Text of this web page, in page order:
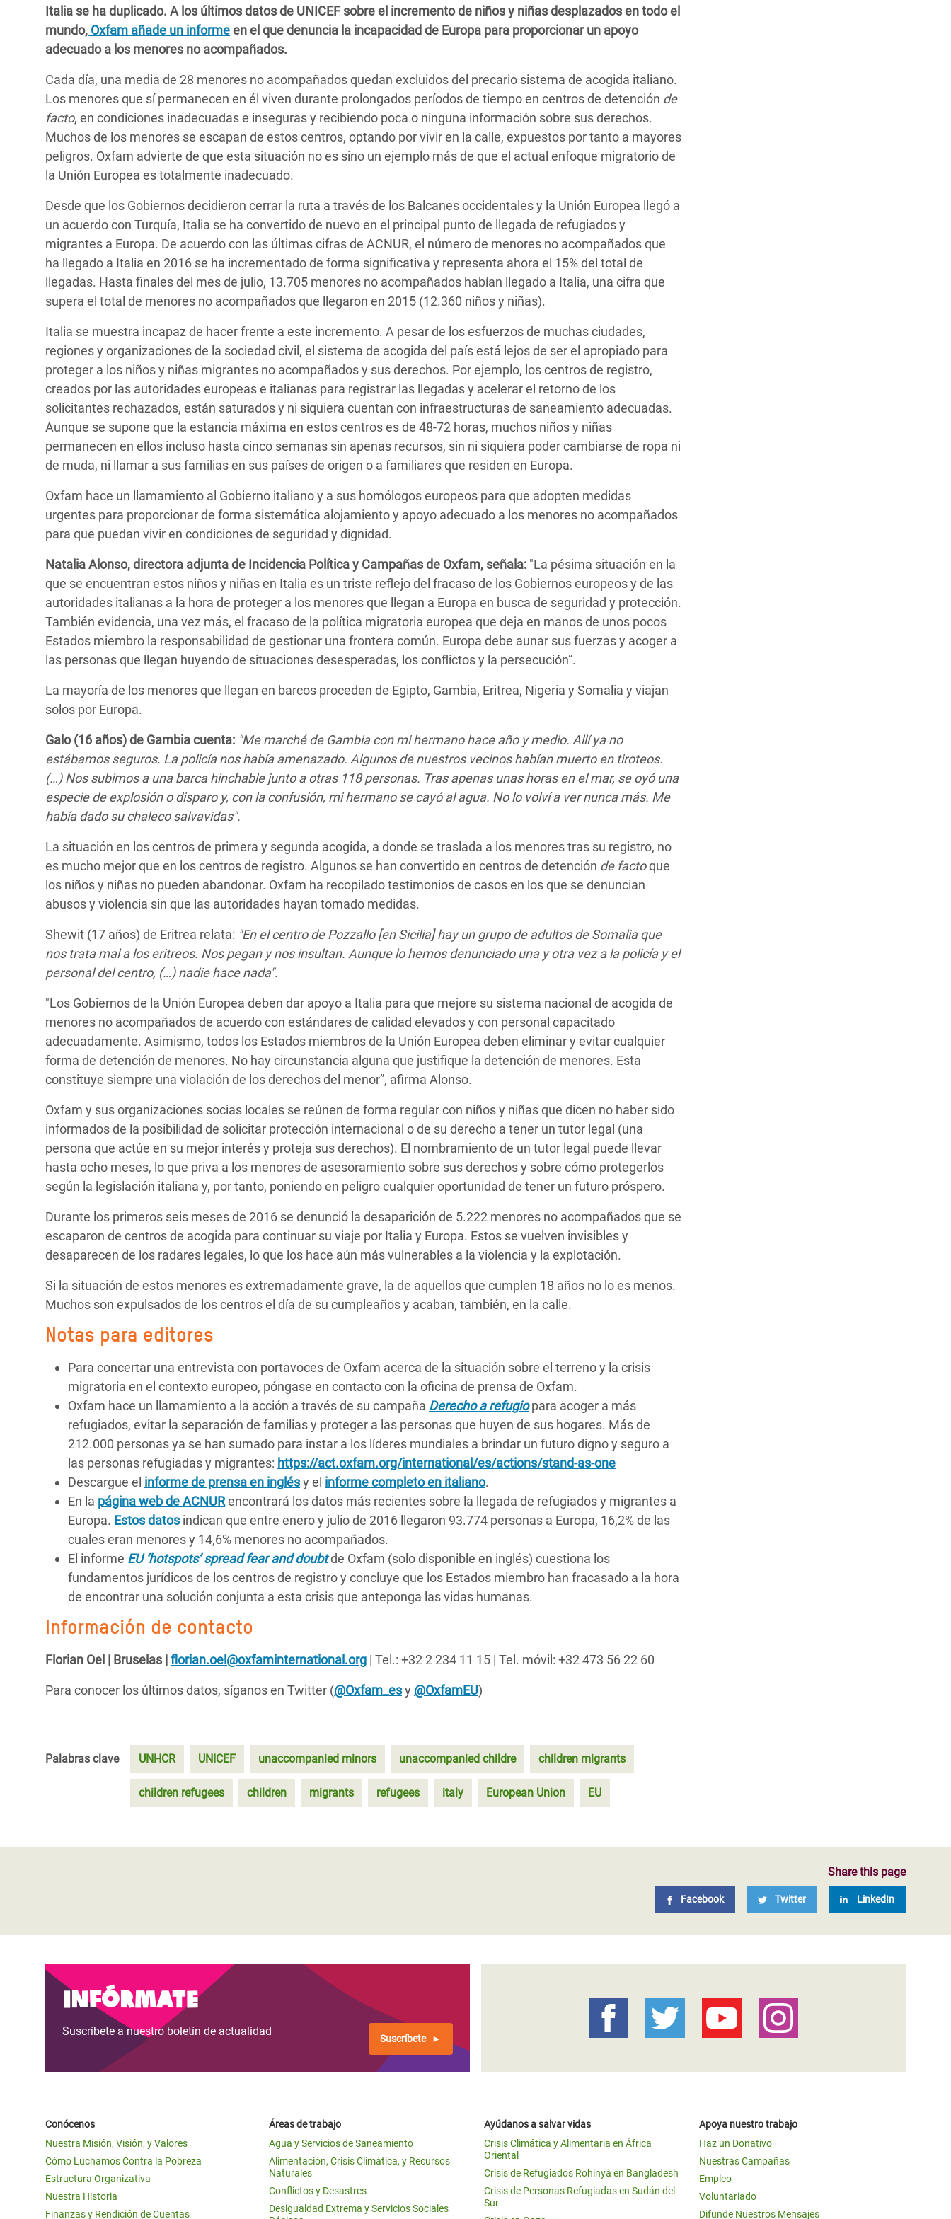
Conflictos y Desastres
Servicios Sociales Básicos
Inequality and Rights in a
Digital Age
Gender, Rights, and Justice
Crisis Climática y Alimentaria
en África Oriental
en Sudán del Sur
Crisis de Refugiados Rohinyá
en Bangladesh
Crisis en Siria
#ActuaPorElClima
Erradiquemos el Sufrimiento Humano que
¡Basta! Acabemos con las violencias contra
mujeres y niñas
ayuda
a
navegación
Italia se ha duplicado. A los últimos datos de UNICEF sobre el incremento de niños y niñas desplazados en todo el
mundo, Oxfam añade un informeen el que denuncia la incapacidad de Europa para proporcionar un apoyo
adecuado a los menores no acompañados.
Cada día, una media de 28 menores no acompañados quedan excluidos del precario sistema de acogida italiano.
Los menores que sí permanecen en él viven durante prolongados períodos de tiempo en centros de detención de
facto, en condiciones inadecuadas e inseguras y recibiendo poca o ninguna información sobre sus derechos.
Muchos de los menores se escapan de estos centros, optando por vivir en la calle, expuestos por tanto a mayores
peligros. Oxfam advierte de que esta situación no es sino un ejemplo más de que el actual enfoque migratorio de
la Unión Europea es totalmente inadecuado.
Desde que los Gobiernos decidieron cerrar la ruta a través de los Balcanes occidentales y la Unión Europea llegó a
un acuerdo con Turquía, Italia se ha convertido de nuevo en el principal punto de llegada de refugiados y
migrantes a Europa. De acuerdo con las últimas cifras de ACNUR, el número de menores no acompañados que
ha llegado a Italia en 2016 se ha incrementado de forma significativa y representa ahora el 15% del total de
llegadas. Hasta finales del mes de julio, 13.705 menores no acompañados habían llegado a Italia, una cifra que
supera el total de menores no acompañados que llegaron en 2015 (12.360 niños y niñas).
Italia se muestra incapaz de hacer frente a este incremento. A pesar de los esfuerzos de muchas ciudades,
regiones y organizaciones de la sociedad civil, el sistema de acogida del país está lejos de ser el apropiado para
proteger a los niños y niñas migrantes no acompañados y sus derechos. Por ejemplo, los centros de registro,
creados por las autoridades europeas e italianas para registrar las llegadas y acelerar el retorno de los
solicitantes rechazados, están saturados y ni siquiera cuentan con infraestructuras de saneamiento adecuadas.
Aunque se supone que la estancia máxima en estos centros es de 48-72 horas, muchos niños y niñas
permanecen en ellos incluso hasta cinco semanas sin apenas recursos, sin ni siquiera poder cambiarse de ropa ni
de muda, ni llamar a sus familias en sus países de origen o a familiares que residen en Europa.
Oxfam hace un llamamiento al Gobierno italiano y a sus homólogos europeos para que adopten medidas
urgentes para proporcionar de forma sistemática alojamiento y apoyo adecuado a los menores no acompañados
para que puedan vivir en condiciones de seguridad y dignidad.
Natalia Alonso, directora adjunta de Incidencia Política y Campañas de Oxfam, señala: "La pésima situación en la
que se encuentran estos niños y niñas en Italia es un triste reflejo del fracaso de los Gobiernos europeos y de las
autoridades italianas a la hora de proteger a los menores que llegan a Europa en busca de seguridad y protección.
También evidencia, una vez más, el fracaso de la política migratoria europea que deja en manos de unos pocos
Estados miembro la responsabilidad de gestionar una frontera común. Europa debe aunar sus fuerzas y acoger a
las personas que llegan huyendo de situaciones desesperadas, los conflictos y la persecución”.
La mayoría de los menores que llegan en barcos proceden de Egipto, Gambia, Eritrea, Nigeria y Somalia y viajan
solos por Europa.
Galo (16 años) de Gambia cuenta: "Me marché de Gambia con mi hermano hace año y medio. Allí ya no
estábamos seguros. La policía nos había amenazado. Algunos de nuestros vecinos habían muerto en tiroteos.
(…) Nos subimos a una barca hinchable junto a otras 118 personas. Tras apenas unas horas en el mar, se oyó una
especie de explosión o disparo y, con la confusión, mi hermano se cayó al agua. No lo volví a ver nunca más. Me
había dado su chaleco salvavidas".
La situación en los centros de primera y segunda acogida, a donde se traslada a los menores tras su registro, no
es mucho mejor que en los centros de registro. Algunos se han convertido en centros de detención de factoque
los niños y niñas no pueden abandonar. Oxfam ha recopilado testimonios de casos en los que se denuncian
abusos y violencia sin que las autoridades hayan tomado medidas.
Shewit (17 años) de Eritrea relata: "En el centro de Pozzallo [en Sicilia] hay un grupo de adultos de Somalia que
nos trata mal a los eritreos. Nos pegan y nos insultan. Aunque lo hemos denunciado una y otra vez a la policía y el
personal del centro, (…) nadie hace nada".
"Los Gobiernos de la Unión Europea deben dar apoyo a Italia para que mejore su sistema nacional de acogida de
menores no acompañados de acuerdo con estándares de calidad elevados y con personal capacitado
adecuadamente. Asimismo, todos los Estados miembros de la Unión Europea deben eliminar y evitar cualquier
forma de detención de menores. No hay circunstancia alguna que justifique la detención de menores. Esta
constituye siempre una violación de los derechos del menor”, afirma Alonso.
Oxfam y sus organizaciones socias locales se reúnen de forma regular con niños y niñas que dicen no haber sido
informados de la posibilidad de solicitar protección internacional o de su derecho a tener un tutor legal (una
persona que actúe en su mejor interés y proteja sus derechos). El nombramiento de un tutor legal puede llevar
hasta ocho meses, lo que priva a los menores de asesoramiento sobre sus derechos y sobre cómo protegerlos
según la legislación italiana y, por tanto, poniendo en peligro cualquier oportunidad de tener un futuro próspero.
Durante los primeros seis meses de 2016 se denunció la desaparición de 5.222 menores no acompañados que se
escaparon de centros de acogida para continuar su viaje por Italia y Europa. Estos se vuelven invisibles y
desaparecen de los radares legales, lo que los hace aún más vulnerables a la violencia y la explotación.
Si la situación de estos menores es extremadamente grave, la de aquellos que cumplen 18 años no lo es menos.
Muchos son expulsados de los centros el día de su cumpleaños y acaban, también, en la calle.
Notas para editores
Para concertar una entrevista con portavoces de Oxfam acerca de la situación sobre el terreno y la crisis
migratoria en el contexto europeo, póngase en contacto con la oficina de prensa de Oxfam.
Oxfam hace un llamamiento a la acción a través de su campaña Derecho a refugiopara acoger a más
refugiados, evitar la separación de familias y proteger a las personas que huyen de sus hogares. Más de
212.000 personas ya se han sumado para instar a los líderes mundiales a brindar un futuro digno y seguro a
las personas refugiadas y migrantes: https://act.oxfam.org/international/es/actions/stand-as-one
Descargue el informe de prensa en inglésy el informe completo en italiano.
En la página web de ACNURencontrará los datos más recientes sobre la llegada de refugiados y migrantes a
Europa. Estos datosindican que entre enero y julio de 2016 llegaron 93.774 personas a Europa, 16,2% de las
cuales eran menores y 14,6% menores no acompañados.
El informe EU ‘hotspots’ spread fear and doubtde Oxfam (solo disponible en inglés) cuestiona los
fundamentos jurídicos de los centros de registro y concluye que los Estados miembro han fracasado a la hora
de encontrar una solución conjunta a esta crisis que anteponga las vidas humanas.
Información de contacto
Florian Oel | Bruselas |florian.oel@oxfaminternational.org | Tel.: +32 2 234 11 15 | Tel. móvil: +32 473 56 22 60
Para conocer los últimos datos, síganos en Twitter (@Oxfam_esy @OxfamEU)
Palabras clave UNHCR UNICEF unaccompanied minors unaccompanied childre children migrants
children refugees children migrants refugees italy European Union EU
Share this page
Facebook Twitter LinkedIn
Infórmate
Suscríbete a nuestro boletín de actualidad
Suscríbete
Conócenos
Nuestra Misión, Visión, y Valores
Cómo Luchamos Contra la Pobreza
Estructura Organizativa
Nuestra Historia
Finanzas y Rendición de Cuentas
Áreas de trabajo
Agua y Servicios de Saneamiento
Alimentación, Crisis Climática, y Recursos
Naturales
Conflictos y Desastres
Desigualdad Extrema y Servicios Sociales
Ayúdanos a salvar vidas
Crisis Climática y Alimentaria en África
Oriental
Crisis de Refugiados Rohinyá en Bangladesh
Crisis de Personas Refugiadas en Sudán del
Sur
Apoya nuestro trabajo
Haz un Donativo
Nuestras Campañas
Empleo
Voluntariado
Difunde Nuestros Mensajes